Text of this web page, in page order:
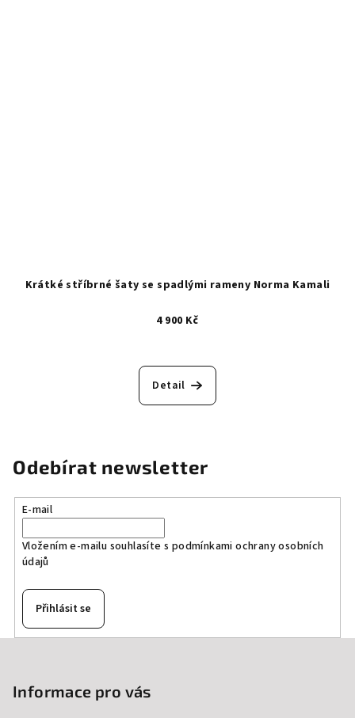
Krátké stříbrné šaty se spadlými rameny Norma Kamali
4 900 Kč
Detail
Odebírat newsletter
E-mail
Vložením e-mailu souhlasíte s podmínkami ochrany osobních
údajů
Přihlásit se
Informace pro vás